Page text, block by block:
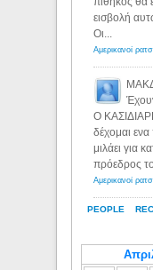
PEOPLE
εισβολή
Οι...
Ο
δέχομαι ενα
μιλάει για
πρόεδρος